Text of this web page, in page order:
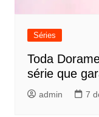
Séries
Toda
série que
admin 7